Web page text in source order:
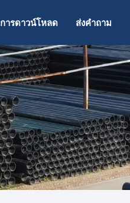
การดาวน์โหลด ส่งคำถาม